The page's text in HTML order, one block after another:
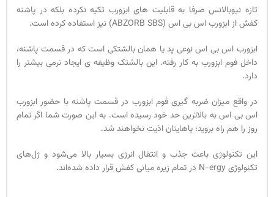
تازه نیوبالانس صرفا به قابلیت های ابزورب تکیه نکرده بلکه در پاشنه
کفش از ابزورب اس بی اس (ABZORB SBS) نیز استفاده کرده است.
ابزورب اس بی اس نوعی پد یا همان بالشتکی است که در قسمت پاشنه،
داخل فوم ابزورب به کار رفته. این بالشتک وظیفه ی ایجاد نرمی بیشتر را
دارد.
در واقع میزان ضربه گیری فوم ابزورب در قسمت پاشنه با حضور ابزورب
اس بی اس به بالاترین حد خود رسیده است. به این صورت شما اگر تمام
روز را هم راه بروید؛ پاهایتان اذیت نخواهند شد.
این تکنولوژی باعث جذب و انتقال انرژی بسیار بالا می‌شود و ژل‌های
تکنولوژی N-ergy در تمام زیره میانی کفش قرار داده شده‌اند.